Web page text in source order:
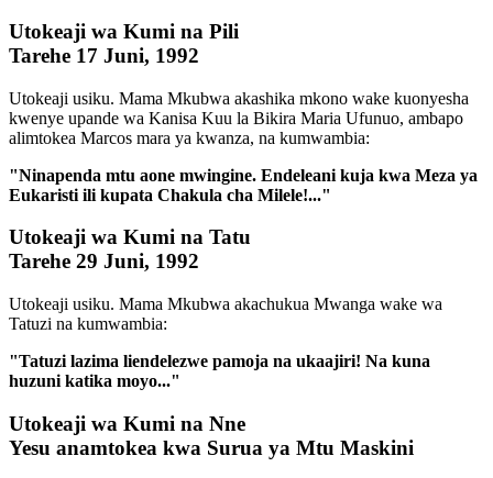
Utokeaji wa Kumi na Pili
Tarehe 17 Juni, 1992
Utokeaji usiku. Mama Mkubwa akashika mkono wake kuonyesha
kwenye upande wa Kanisa Kuu la Bikira Maria Ufunuo, ambapo
alimtokea Marcos mara ya kwanza, na kumwambia:
"Ninapenda mtu aone mwingine. Endeleani kuja kwa Meza ya
Eukaristi ili kupata Chakula cha Milele!..."
Utokeaji wa Kumi na Tatu
Tarehe 29 Juni, 1992
Utokeaji usiku. Mama Mkubwa akachukua Mwanga wake wa
Tatuzi na kumwambia:
"Tatuzi lazima liendelezwe pamoja na ukaajiri! Na kuna
huzuni katika moyo..."
Utokeaji wa Kumi na Nne
Yesu anamtokea kwa Surua ya Mtu Maskini